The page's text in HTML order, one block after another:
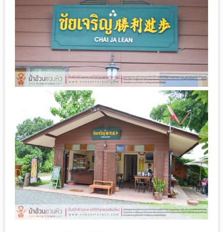
–
ช็อป
ฟิน
กิน
เพลิน
HFG
E-
NEWS
GAME
(SABAI
SEAFOOD)
HOMEPRO
FAIR
2017